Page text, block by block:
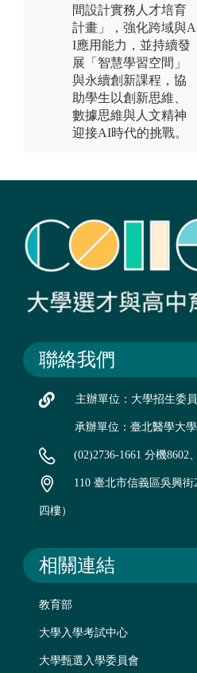
間設計實務人才培育
計畫」，強化跨域與A
I應用能力，並持續發
展「智慧學習空間」
與永續創新課程，協
助學生以創新思維、
數據思維與人文精神
迎接AI時代的挑戰。
聯絡我們
主辦單位：大學招生委
承辦單位：臺北醫學大學
(02)2736-1661 分機8602
110 臺北市信義區吳興
四樓）
相關連結
教育部
大學入學考試中心
大學甄選入學委員會